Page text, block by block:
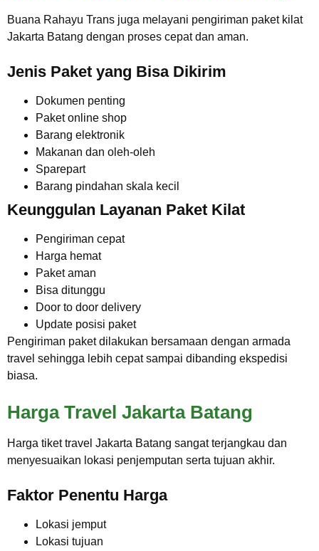
Buana Rahayu Trans juga melayani pengiriman paket kilat
Jakarta Batang dengan proses cepat dan aman.
Jenis Paket yang Bisa Dikirim
Dokumen penting
Paket online shop
Barang elektronik
Makanan dan oleh-oleh
Sparepart
Barang pindahan skala kecil
Keunggulan Layanan Paket Kilat
Pengiriman cepat
Harga hemat
Paket aman
Bisa ditunggu
Door to door delivery
Update posisi paket
Pengiriman paket dilakukan bersamaan dengan armada
travel sehingga lebih cepat sampai dibanding ekspedisi
biasa.
Harga Travel Jakarta Batang
Harga tiket travel Jakarta Batang sangat terjangkau dan
menyesuaikan lokasi penjemputan serta tujuan akhir.
Faktor Penentu Harga
Lokasi jemput
Lokasi tujuan